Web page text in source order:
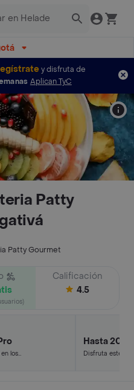
y disfruta de
Aplican TyC
Patty
Patty Gourmet
Calificación
4.5
los
Hasta 20%
Disfruta este